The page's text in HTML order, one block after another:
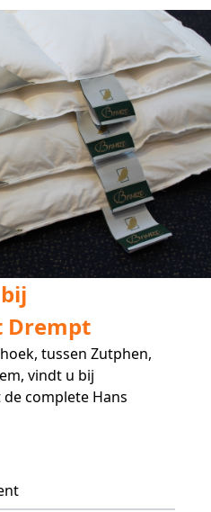
Drempt
tussen Zutphen,
vindt u bij
complete Hans